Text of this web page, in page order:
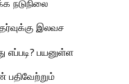
நடுநிலை
இலவச
எப்படி? பயனுள்ள
பதிவேற்றும்